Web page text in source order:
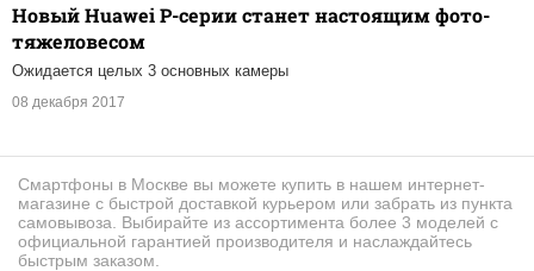
Новый Huawei P-серии станет настоящим фото-
тяжеловесом
Ожидается целых 3 основных камеры
08 декабря 2017
Смартфоны в Москве вы можете купить в нашем интернет-
магазине с быстрой доставкой курьером или забрать из пункта
самовывоза. Выбирайте из ассортимента более 3 моделей с
официальной гарантией производителя и наслаждайтесь
быстрым заказом.